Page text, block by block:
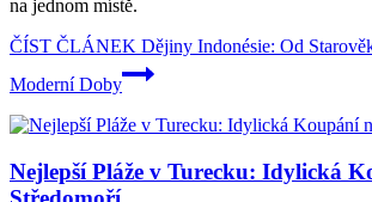
na jednom místě.
ČÍST ČLÁNEK Dějiny Indonésie: Od
Moderní Doby
Nejlepší Pláže v Turecku: Idylická